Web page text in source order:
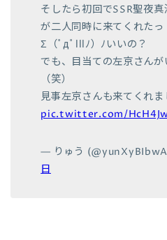
そしたら初回でSSR聖夜
が二人同時に来てくれたっ
Σ（ﾟдﾟlllﾉ）ﾉいいの？
でも、目当ての左京さん
（笑）
見事左京さんも来てくれ
pic.twitter.com/
— りゅう
日